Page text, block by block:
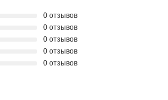
0 отзывов
0 отзывов
0 отзывов
0 отзывов
0 отзывов